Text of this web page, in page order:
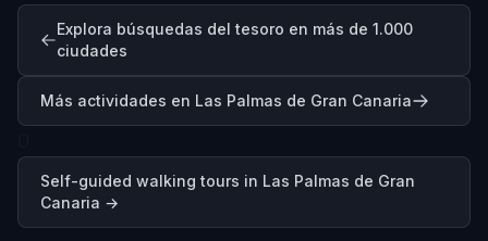
Explora búsquedas del tesoro en más de 1.000
ciudades
Más actividades en Las Palmas de Gran Canaria
Self-guided walking tours in Las Palmas de Gran
Canaria →